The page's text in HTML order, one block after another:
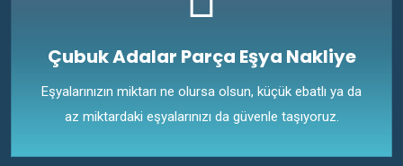
Çubuk Adalar Parça Eşya Nakliye
Eşyalarınızın miktarı ne olursa olsun, küçük ebatlı ya da
az miktardaki eşyalarınızı da güvenle taşıyoruz.